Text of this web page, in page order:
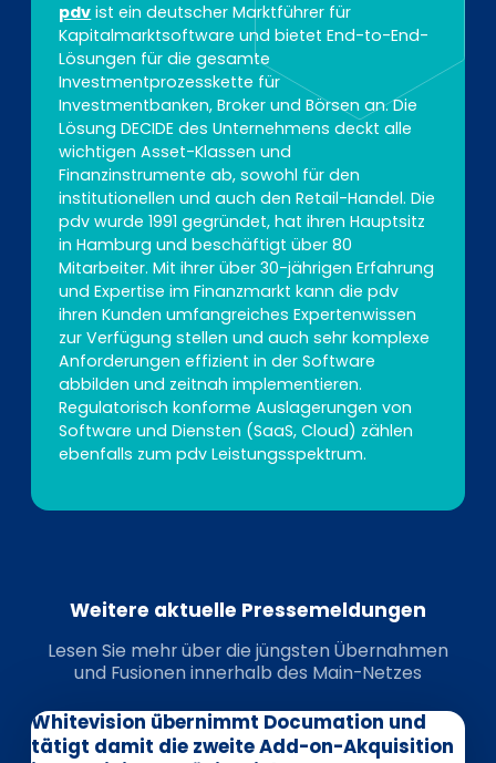
pdv ist ein deutscher Marktführer für
Kapitalmarktsoftware und bietet End-to-End-
Lösungen für die gesamte
Investmentprozesskette für
Investmentbanken, Broker und Börsen an. Die
Lösung DECIDE des Unternehmens deckt alle
wichtigen Asset-Klassen und
Finanzinstrumente ab, sowohl für den
institutionellen und auch den Retail-Handel. Die
pdv wurde 1991 gegründet, hat ihren Hauptsitz
in Hamburg und beschäftigt über 80
Mitarbeiter. Mit ihrer über 30-jährigen Erfahrung
und Expertise im Finanzmarkt kann die pdv
ihren Kunden umfangreiches Expertenwissen
zur Verfügung stellen und auch sehr komplexe
Anforderungen effizient in der Software
abbilden und zeitnah implementieren.
Regulatorisch konforme Auslagerungen von
Software und Diensten (SaaS, Cloud) zählen
ebenfalls zum pdv Leistungsspektrum.
Weitere aktuelle Pressemeldungen
Lesen Sie mehr über die jüngsten Übernahmen
und Fusionen innerhalb des Main-Netzes
Whitevision übernimmt Documation und
tätigt damit die zweite Add-on-Akquisition